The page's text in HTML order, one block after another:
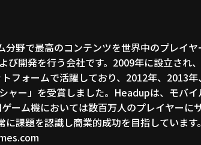
野で最高のコンテンツを世界中のプレイ
び開発を行う会社です。2009年に設立され
フォームで活躍しており、2012年、2013
ャー」を受賞しました。Headupは、モバ
ーム機においては数百万人のプレイヤーに
課題を認識し商業的成功を目指しています